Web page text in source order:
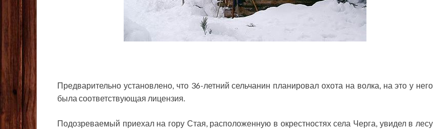
Предварительно установлено, что 36-летний сельчанин планировал охота на волка, на это у него
была соответствующая лицензия.
Подозреваемый приехал на гору Стая, расположенную в окрестностях села Черга, увидел в лесу